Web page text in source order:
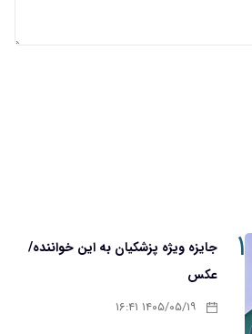
۱
جایزه ویژه پزشکیان به این خواننده/
عکس
۱۴۰۵/۰۵/۱۹ ۱۶:۴۱